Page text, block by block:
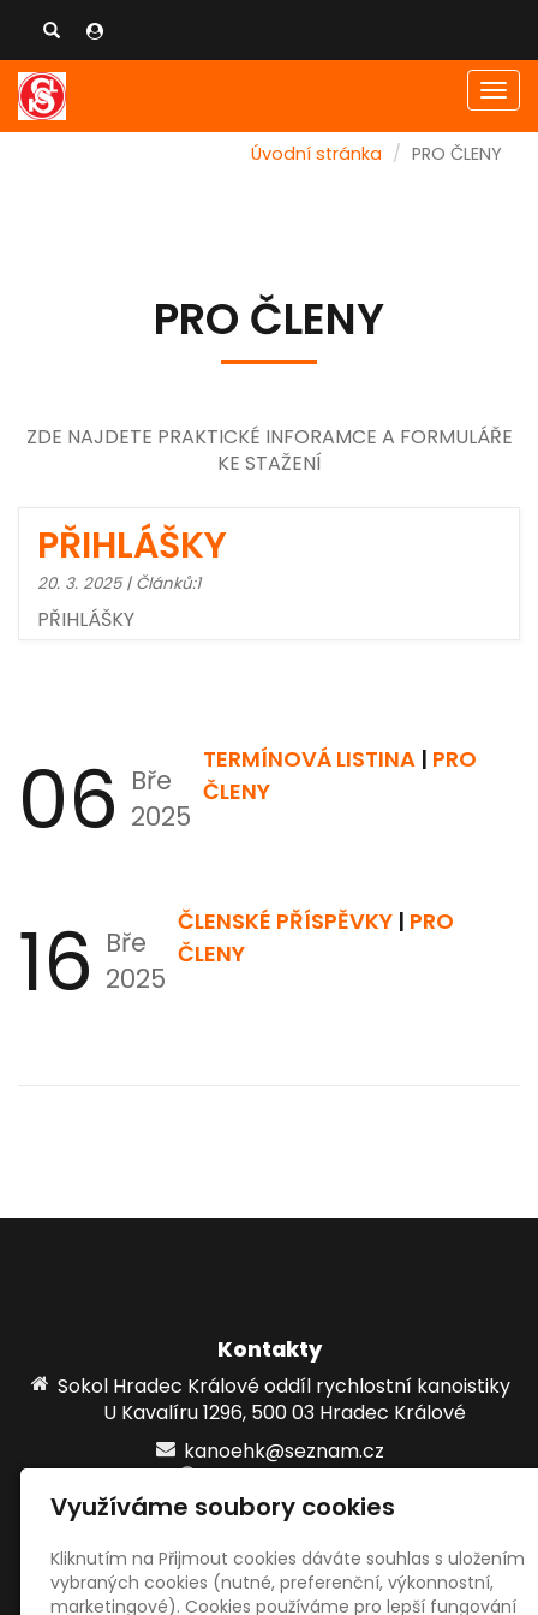
Úvodní stránka PRO ČLENY
PRO ČLENY
ZDE NAJDETE PRAKTICKÉ INFORAMCE A FORMULÁŘE
KE STAŽENÍ
PŘIHLÁŠKY
20. 3. 2025 | Článků:1
PŘIHLÁŠKY
06 Bře
2025
TERMÍNOVÁ LISTINA | PRO
ČLENY
16 Bře
2025
ČLENSKÉ PŘÍSPĚVKY | PRO
ČLENY
Kontakty
Sokol Hradec Králové oddíl rychlostní kanoistiky
U Kavalíru 1296, 500 03 Hradec Králové
kanoehk@seznam.cz
www.kanoehk.cz
724861215
Sociální sítě
Využíváme soubory cookies
Kliknutím na Přijmout cookies dáváte souhlas s uložením
vybraných cookies (nutné, preferenční, výkonnostní,
marketingové). Cookies používáme pro lepší fungování